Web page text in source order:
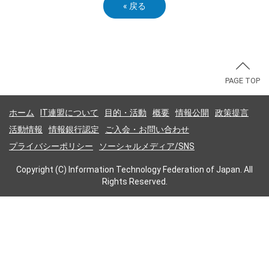
« 戻る
PAGE TOP
ホーム IT連盟について 目的・活動 概要 情報公開
政策提言
活動情報
情報銀行認定
ご入会・お問い合わせ
プライバシーポリシー
ソーシャルメディア/SNS
Copyright (C) Information Technology Federation of Japan. All
Rights Reserved.